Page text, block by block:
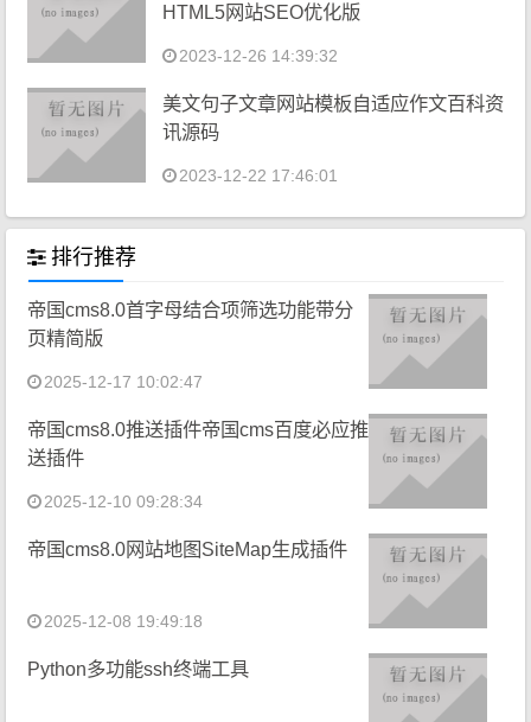
HTML5网站SEO优化版
2023-12-26 14:39:32
美文句子文章网站模板自适应作文百科资
讯源码
2023-12-22 17:46:01
排行推荐
帝国cms8.0首字母结合项筛选功能带分
页精简版
2025-12-17 10:02:47
帝国cms8.0推送插件帝国cms百度必应推
送插件
2025-12-10 09:28:34
帝国cms8.0网站地图SiteMap生成插件
2025-12-08 19:49:18
Python多功能ssh终端工具